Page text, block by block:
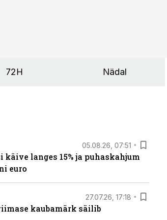
72H Nädal
05.08.26, 07:51
langes 15% ja puhaskahjum
euro
27.07.26, 17:18
kaubamärk säilib